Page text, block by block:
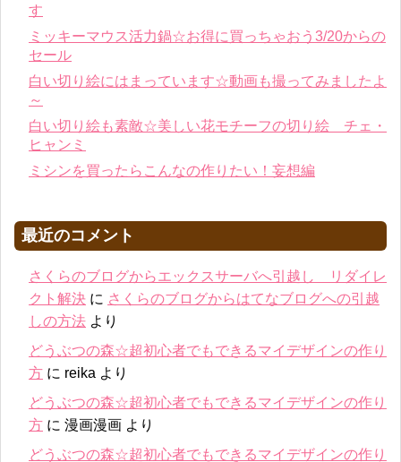
す
ミッキーマウス活力鍋☆お得に買っちゃおう3/20からの
セール
白い切り絵にはまっています☆動画も撮ってみましたよ
～
白い切り絵も素敵☆美しい花モチーフの切り絵 チェ・
ヒャンミ
ミシンを買ったらこんなの作りたい！妄想編
最近のコメント
さくらのブログからエックスサーバへ引越し リダイレ
クト解決 に さくらのブログからはてなブログへの引越
しの方法 より
どうぶつの森☆超初心者でもできるマイデザインの作り
方 に reika より
どうぶつの森☆超初心者でもできるマイデザインの作り
方 に 漫画漫画 より
どうぶつの森☆超初心者でもできるマイデザインの作り